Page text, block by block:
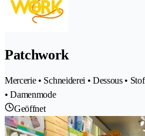
Patchwork
Mercerie • Schneiderei • Dessous •
• Damenmode
Geöffnet